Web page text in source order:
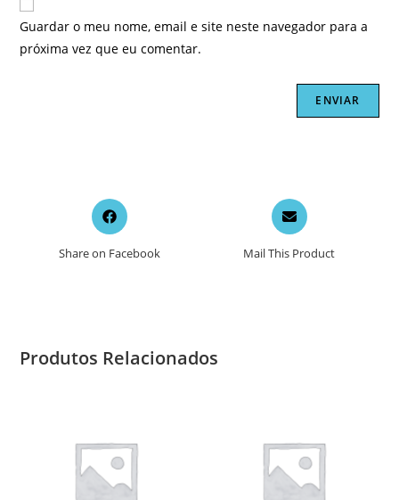
Guardar o meu nome, email e site neste navegador para a
próxima vez que eu comentar.
Opens
in
new
Share on Facebook
Opens
in
a
new
Mail This Product
Produtos Relacionados